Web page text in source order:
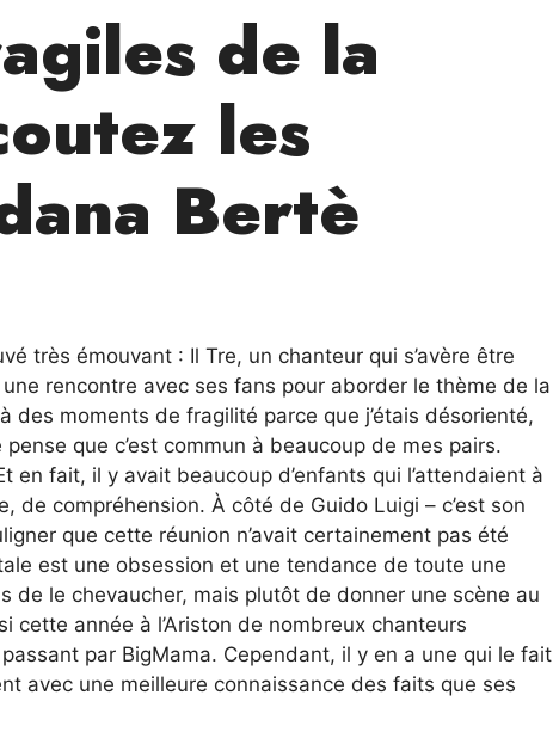
de la
les
Bertè
très émouvant : Il Tre, un chanteur qui s’avère être
rencontre avec ses fans pour aborder le thème de la
des moments de fragilité parce que j’étais désorienté,
que c’est commun à beaucoup de mes pairs.
en fait, il y avait beaucoup d’enfants qui l’attendaient à
de compréhension. À côté de Guido Luigi – c’est son
que cette réunion n’avait certainement pas été
est une obsession et une tendance de toute une
de le chevaucher, mais plutôt de donner une scène au
cette année à l’Ariston de nombreux chanteurs
par BigMama. Cependant, il y en a une qui le fait
avec une meilleure connaissance des faits que ses